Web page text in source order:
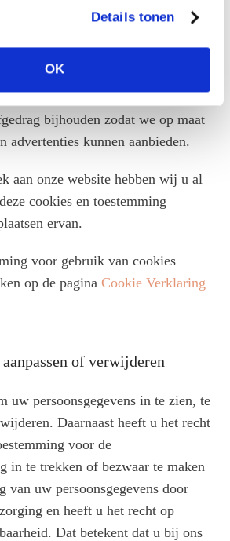
Details tonen
OK
Deze zorgen ervoor dat de
onthouden worden. Deze cookies
om de website goed te laten werken
Daarnaast plaatsen we
bijhouden zodat we op maat
advertenties kunnen aanbieden.
aan onze website hebben wij u al
cookies en toestemming
ervan.
voor gebruik van cookies
op de pagina Cookie Verklaring
of verwijderen
uw persoonsgegevens in te zien, te
Daarnaast heeft u het recht
voor de
in te trekken of bezwaar te maken
van uw persoonsgegevens door
en heeft u het recht op
Dat betekent dat u bij ons